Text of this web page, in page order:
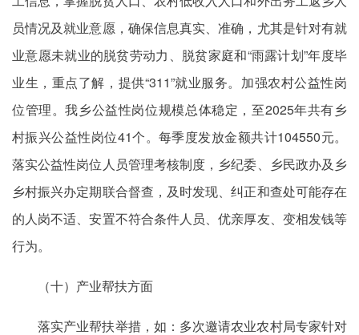
员情况及就业意愿，确保信息真实、准确，尤其是针对有就
业意愿未就业的脱贫劳动力、脱贫家庭和“雨露计划”年度毕
业生，重点了解，提供“311”就业服务。加强农村公益性岗
位管理。我乡公益性岗位规模总体稳定，至2025年共有乡
村振兴公益性岗位41个。 每季度发放金额共计104550元。
落实公益性岗位人员管理考核制度，乡纪委、乡民政办及乡
乡村振兴办定期联合督查，及时发现、纠正和查处可能存在
的人岗不适、安置不符合条件人员、优亲厚友、变相发钱等
行为。
（十）产业帮扶方面
落实产业帮扶举措，如：多次邀请农业农村局专家针对